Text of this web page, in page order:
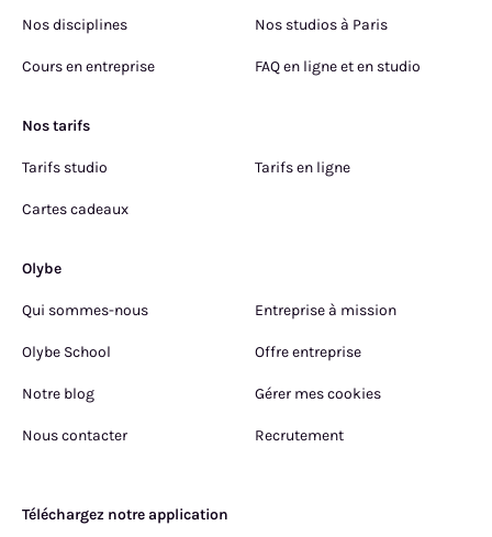
Nos disciplines Nos studios à Paris
Cours en entreprise FAQ en ligne et en studio
Nos tarifs
Tarifs studio Tarifs en ligne
Cartes cadeaux
Olybe
Qui sommes-nous Entreprise à mission
Olybe School Offre entreprise
Notre blog Gérer mes cookies
Nous contacter Recrutement
Téléchargez notre application